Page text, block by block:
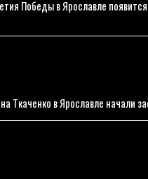
Победы в Ярославле
Ткаченко в Ярославле начали